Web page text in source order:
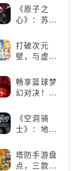
来，游戏界
的东方巨
兽，引爆全
《原子之
心》：苏联
游戏盛宴与
瑕疵
打破次元
壁，与虚拟
写音符物语
畅享篮球梦
幻对决！
2K24梦幻球
队》类似游
《空洞骑
士》：地下
探索与极致
冒险
塔防手游盘
点，三款不